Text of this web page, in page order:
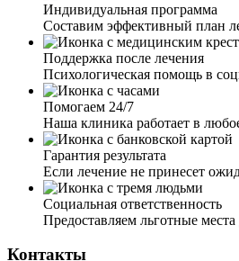
Индивидуальная программа
Составим эффективный план
Поддержка после лечения
Психологическая помощь в
Помогаем 24/7
Наша клиника работает в
Гарантия результата
Если лечение не принесет
Социальная ответственность
Предоставляем льготные
Контакты